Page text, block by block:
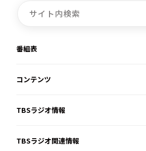
番組表
コンテンツ
TBSラジオ情報
TBSラジオ関連情報